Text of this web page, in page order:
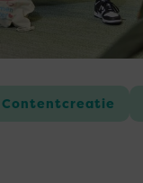
Contentcreatie